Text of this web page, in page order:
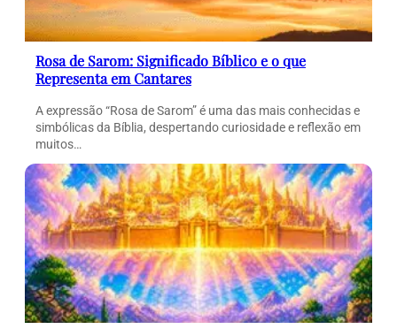
Rosa de Sarom: Significado Bíblico e o que
Representa em Cantares
A expressão “Rosa de Sarom” é uma das mais conhecidas e
simbólicas da Bíblia, despertando curiosidade e reflexão em
muitos…